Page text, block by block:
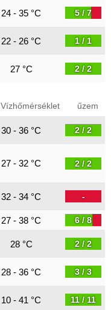
24 - 35 °C 5 / 7
22 - 26 °C 1 / 1
27 °C 2 / 2
Vízhőmérséklet űzem
30 - 36 °C 2 / 2
27 - 32 °C 2 / 2
32 - 34 °C -
27 - 38 °C 6 / 8
28 °C 2 / 2
28 - 36 °C 3 / 3
10 - 41 °C 11 / 11